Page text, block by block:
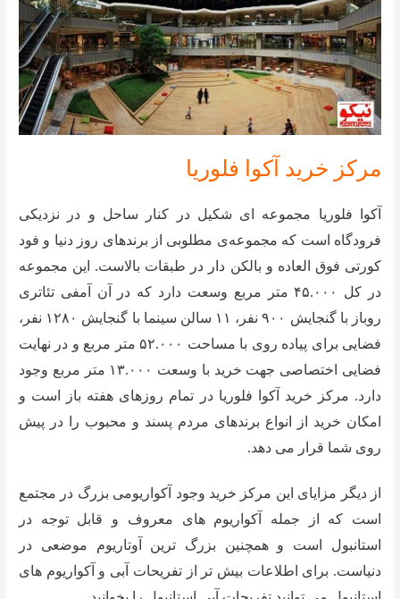
مرکز خرید آکوا فلوریا
آکوا فلوریا مجموعه ای شکیل در کنار ساحل و در نزدیکی
فرودگاه است که مجموعه‌ی مطلوبی از برندهای روز دنیا و فود
کورتی فوق العاده و بالکن دار در طبقات بالاست. این مجموعه
در کل ۴۵.۰۰۰ متر مربع وسعت دارد که در آن آمفی تئاتری
روباز با گنجایش ۹۰۰ نفر، ۱۱ سالن سینما با گنجایش ۱۲۸۰ نفر،
فضایی برای پیاده روی با مساحت ۵۲.۰۰۰ متر مربع و در نهایت
فضایی اختصاصی جهت خرید با وسعت ۱۳.۰۰۰ متر مربع وجود
دارد. مرکز خرید آکوا فلوریا در تمام روزهای هفته باز است و
امکان خرید از انواع برندهای مردم پسند و محبوب را در پیش
روی شما قرار می دهد.
از دیگر مزایای این مرکز خرید وجود آکواریومی بزرگ در مجتمع
است که از جمله آکواریوم های معروف و قابل توجه در
استانبول است و همچنین بزرگ ترین آوتاریوم موضعی در
دنیاست. برای اطلاعات بیش تر از تفریحات آبی و آکواریوم های